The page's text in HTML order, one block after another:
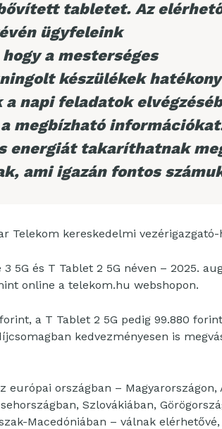
tabletet. Az
ügyfeleink
a mesterséges
készülékek hatékony
napi feladatok
megbízható
energiát takaríthatnak
ami igazán fontos
Telekom kereskedelmi vezérigazgató-
5G és T Tablet 2 5G néven – 2025.
online a telekom.hu webshopon.
a T Tablet 2 5G pedig 99.880
kedvezményesen is
országban – Magyarországon,
Szlovákiában,
Macedóniában – válnak